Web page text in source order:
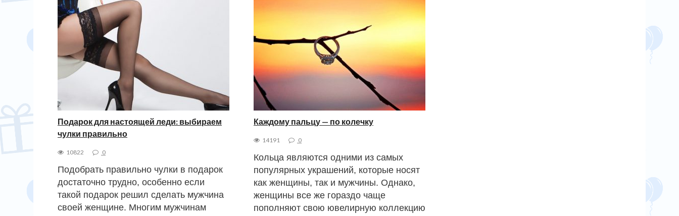
Подарок для настоящей леди: выбираем
чулки правильно
10822 0
Подобрать правильно чулки в подарок
достаточно трудно, особенно если
такой подарок решил сделать мужчина
своей женщине. Многим мужчинам
Каждому пальцу — по колечку
14191 0
Кольца являются одними из самых
популярных украшений, которые носят
как женщины, так и мужчины. Однако,
женщины все же гораздо чаще
пополняют свою ювелирную коллекцию